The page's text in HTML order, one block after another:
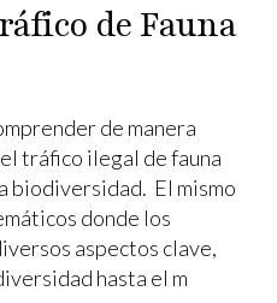
de Fauna
de manera
tráfico ilegal de fauna
biodiversidad. El mismo
donde los
aspectos clave,
hasta el m